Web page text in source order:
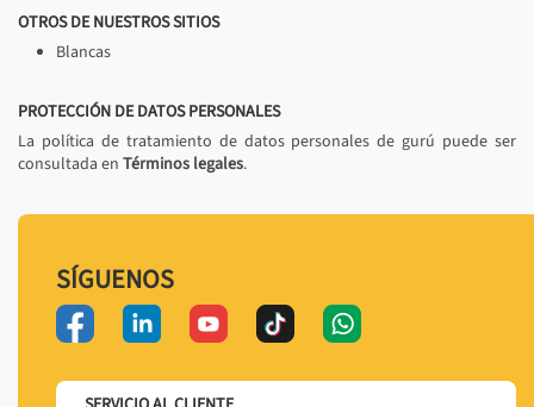
OTROS DE NUESTROS SITIOS
Blancas
PROTECCIÓN DE DATOS PERSONALES
La política de tratamiento de datos personales de gurú puede ser
consultada en Términos legales.
SÍGUENOS